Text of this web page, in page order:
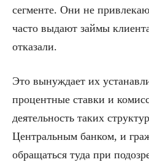
сегменте. Они не
часто выдают займы
отказали.
Это вынуждает их
процентные ставки и
деятельность таких
Центральным банком, и
обращаться туда при